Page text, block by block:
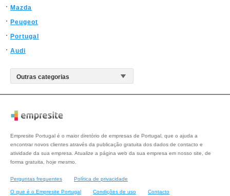
Mazda
Peugeot
Portugal
Audi
Empresite Portugal é o maior diretório de empresas de Portugal, que o ajuda a
encontrar novos clientes através da publicação gratuita dos dados de contacto e
atividade da sua empresa. Atualize a página web da sua empresa em nosso site, de
forma gratuita, hoje mesmo.
Perguntas frequentes Política de privacidade
O que é o Empresite Portugal Condições de uso Contacto